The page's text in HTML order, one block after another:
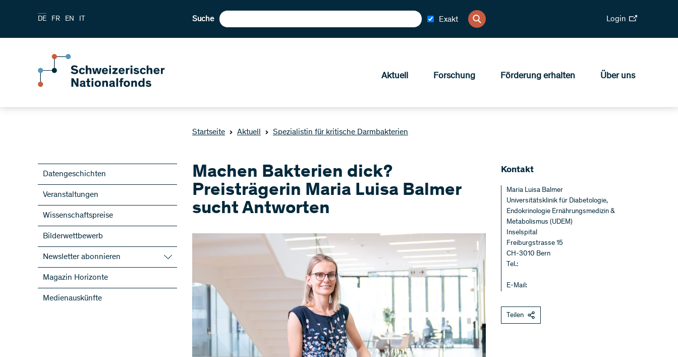
DE FR EN IT Suche Exakt Login
Aktuell Forschung Förderung erhalten Über uns
Startseite Aktuell Spezialistin für kritische Darmbakterien
Datengeschichten
Veranstaltungen
Wissenschaftspreise
Bilderwettbewerb
Newsletter abonnieren
SNF-Newsletter abonnieren
Newsletter der NFP abonnieren
ScienceGeist
Magazin Horizonte
Medienauskünfte
Machen Bakterien dick?
Preisträgerin Maria Luisa Balmer
sucht Antworten
Kontakt
Maria Luisa Balmer
Universitätsklinik für Diabetologie,
Endokrinologie Ernährungsmedizin &
Metabolismus (UDEM)
Inselspital
Freiburgstrasse 15
CH-3010 Bern
Tel.:
E-Mail:
Teilen